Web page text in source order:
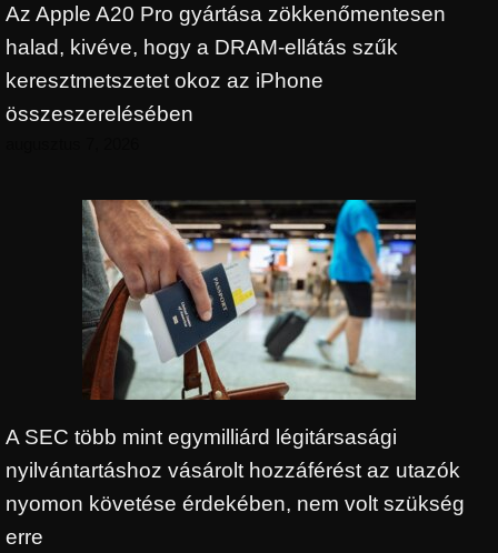
Az Apple A20 Pro gyártása zökkenőmentesen
halad, kivéve, hogy a DRAM-ellátás szűk
keresztmetszetet okoz az iPhone
összeszerelésében
A SEC több mint egymilliárd légitársasági
nyilvántartáshoz vásárolt hozzáférést az utazók
nyomon követése érdekében, nem volt szükség
erre